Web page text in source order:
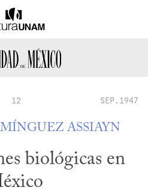
12 SEP.1947
ASSIAYN
biológicas en